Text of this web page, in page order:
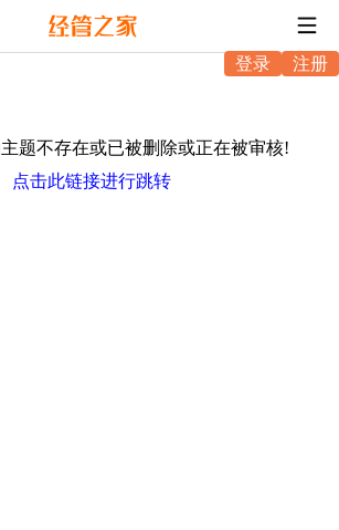
登录 注册
题不存在或已被删除或正在被审核!
点击此链接进行跳转